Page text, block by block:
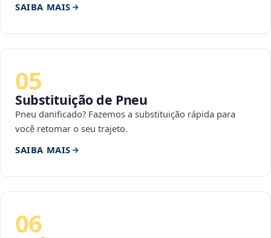
SAIBA MAIS
05
Substituição de Pneu
Pneu danificado? Fazemos a substituição rápida para
você retomar o seu trajeto.
SAIBA MAIS
06